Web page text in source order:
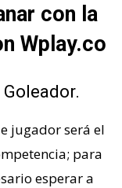
con la
Wplay.co
jugador será el
para
esperar a